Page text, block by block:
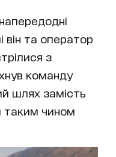
він та оператор
з
команду
шлях замість
таким чином